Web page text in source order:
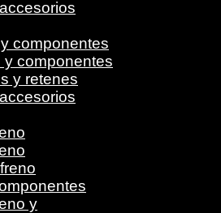
componentes
y componentes
y retenes
y